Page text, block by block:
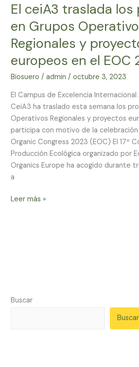
El ceiA3 traslada los
en Grupos
Regionales y
europeos en el EOC
Biosuero /admin/octubre 3, 2023
El Campus de Excelencia
CeiA3 ha traslado esta semana los
Operativos Regionales y proyectos
participa con motivo de la celebración
Organic Congress 2023 (EOC) El 17º
Producción Ecológica organizado por
Organics Europe ha acogido durante
a
traslada
progresos
en
Grupos
Operativos
Regionales
proyectos
en
el
EOC
Leer más »
Buscar
Buscar